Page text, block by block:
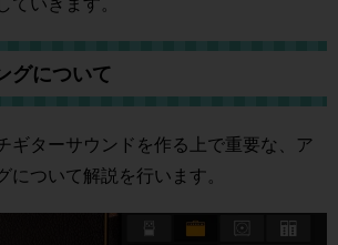
グについて
ギターサウンドを作る上で重要な、ア
について解説を行います。